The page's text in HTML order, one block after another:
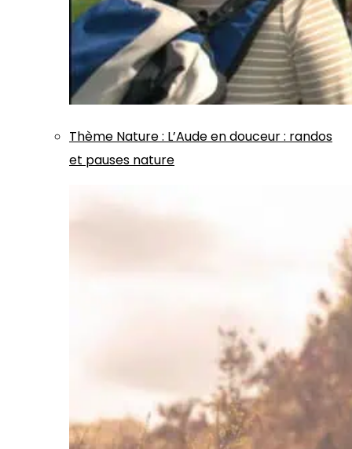
Thème Nature: L’Aude en douceur : randos
et pauses nature